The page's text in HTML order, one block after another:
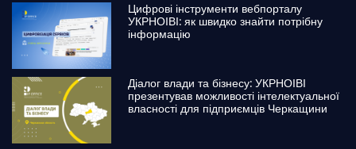
Цифрові інструменти вебпорталу
УКРНОІВІ: як швидко знайти потрібну
інформацію
Діалог влади та бізнесу: УКРНОІВІ
презентував можливості інтелектуальної
власності для підприємців Черкащини